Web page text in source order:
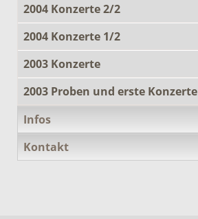
2004 Konzerte 2/2
2004 Konzerte 1/2
2003 Konzerte
2003 Proben und erste Konzerte
Infos
Kontakt